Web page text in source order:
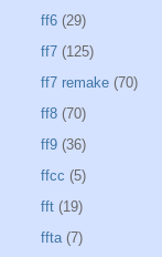
ff6 (29)
ff7 (125)
ff7 remake (70)
ff8 (70)
ff9 (36)
ffcc (5)
fft (19)
ffta (7)